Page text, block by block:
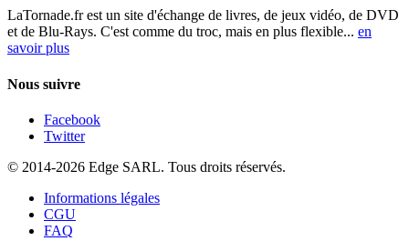
LaTornade.frest un site d'échange de livres, de jeux vidéo, de DVD
et de Blu-Rays. C'est comme du troc, mais en plus flexible... en
savoir plus
Nous suivre
Facebook
Twitter
© 2014-2026 Edge SARL. Tous droits réservés.
Informations légales
CGU
FAQ